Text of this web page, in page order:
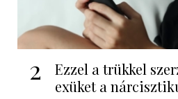
2
Ezzel a trükkel
exüket a